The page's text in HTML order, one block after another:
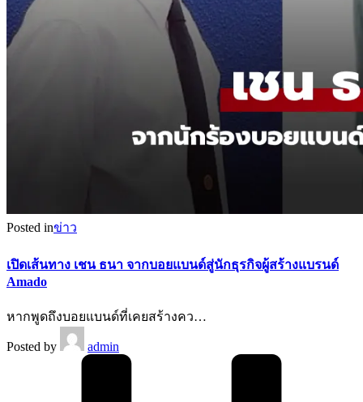
Posted inข่าว
เปิดเส้นทาง เชน ธนา จากบอยแบนด์สู่นักธุรกิจผู้สร้างแบรนด์
Amado
หากพูดถึงบอยแบนด์ที่เคยสร้างคว…
Posted by admin